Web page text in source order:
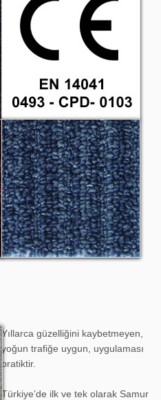
Challenger 1008
Yıllarca güzelliğini kaybetmeyen,
yoğun trafiğe uygun, uygulaması
pratiktir.
Türkiye’de ilk ve tek olarak Samur